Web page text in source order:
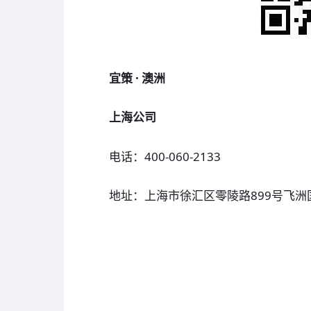
宜策 · 澳洲
上海公司
电话：400-060-2133
地址：上海市徐汇区零陵路899号飞